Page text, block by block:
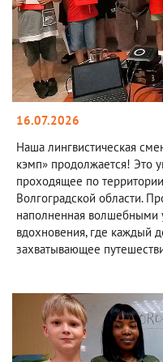
16.07.2026
Наша лингвистическая
кэмп» продолжается! Это
проходящее по
Волгоградской области.
наполненная волшебными
вдохновения, где каждый
захватывающее